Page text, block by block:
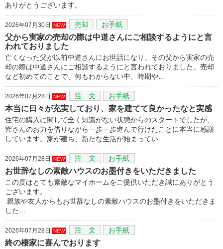
ありがとうございます。
2026年07月30日 NEW 売却 お手紙
父から実家の売却の際は中道さんにご相談するようにと言
われておりました
亡くなった父が以前中道さんにお世話になり、その父から実家の売
却の際は中道さんにご相談するようにと言われておりました。売却
など初めてのことで、何もわからない中、時期や…
2026年07月28日 NEW 注 文 お手紙
本当に日々が充実しており、家を建てて良かったなと実感
住宅の購入に関して全く知識がない状態からのスタートでしたが、
皆さんのお力を借りながら一歩一歩進んで行けたことに本当に感謝
しています。家が建ち、新たな生活が始まってい…
2026年07月28日 NEW 注 文 お手紙
お世辞なしの素敵ハウスのお墨付きをいただきました
この度はとても素敵なマイホームをご提供いただき誠にありがとう
ございます。
親族や友人からもお世辞なしの素敵ハウスのお墨付きをいただきま
した…
2026年07月28日 NEW 注 文 お手紙
終の棲家に喜んでおります